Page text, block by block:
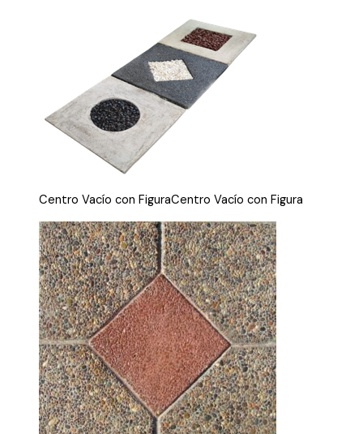
Centro Vacío con FiguraCentro Vacío con Figura